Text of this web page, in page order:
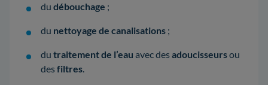
du débouchage ;
du nettoyage de canalisations ;
du traitement de l’eau avec desadoucisseursou
desfiltres.